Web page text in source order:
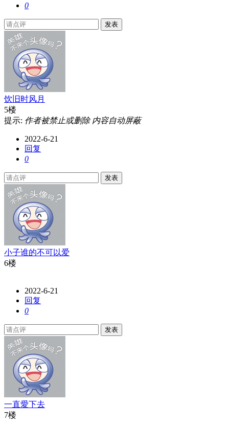
0
发表
饮旧时风月
5楼
提示: 作者被禁止或删除 内容自动屏蔽
2022-6-21
回复
0
发表
小子谁的不可以爱
6楼
2022-6-21
回复
0
发表
一直愛下去
7楼